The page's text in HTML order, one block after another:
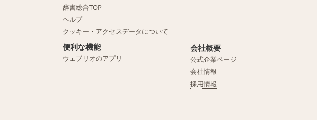
辞書総合TOP
ヘルプ
クッキー・アクセスデータについて
便利な機能
ウェブリオのアプリ
会社概要
公式企業ページ
会社情報
採用情報